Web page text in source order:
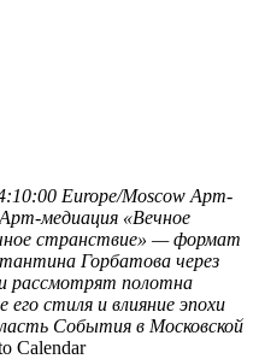
Europe/Moscow Арт-
Арт-медиация «Вечное
странствие» — формат
Горбатова через
рассмотрят полотна
стиля и влияние эпохи
События в Московской
Calendar